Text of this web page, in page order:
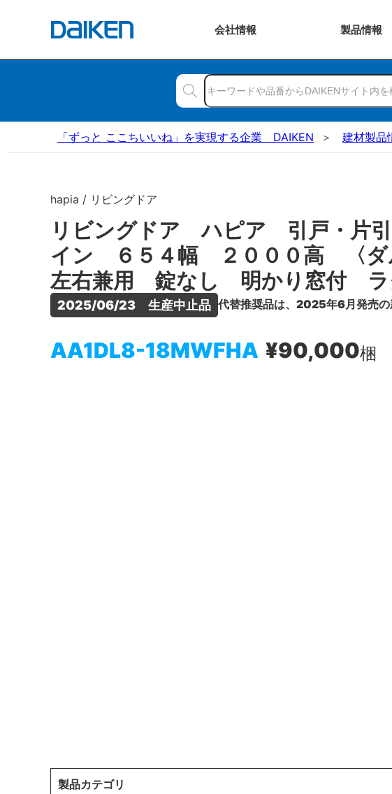
会社情報 製品情報
「ずっと ここちいいね」を実現する企業 DAIKEN 建材製品
hapia / リビングドア
リビングドア ハピア 引戸・片
イン ６５４幅 ２０００高 〈ダ
左右兼用 錠なし 明かり窓付 ラ
2025/06/23　生産中止品 代替推奨品は、2025年6月発売の
AA1DL8-18MWFHA ¥90,000梱
製品カテゴリ